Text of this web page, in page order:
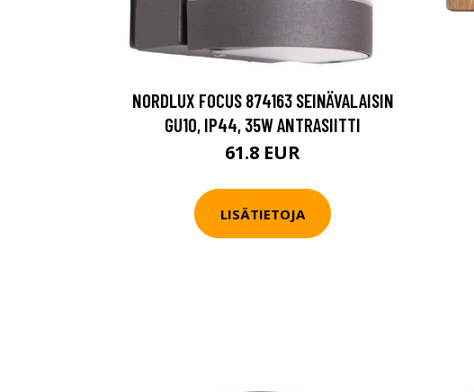
NORDLUX FOCUS 874163 SEINÄVALAISIN
GU10, IP44, 35W ANTRASIITTI
61.8 EUR
LISÄTIETOJA